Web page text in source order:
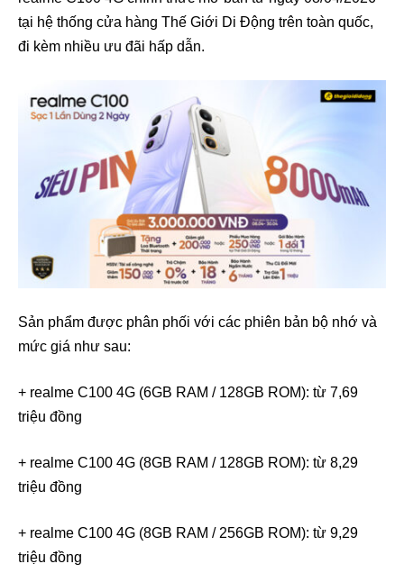
tại hệ thống cửa hàng Thế Giới Di Động trên toàn quốc,
đi kèm nhiều ưu đãi hấp dẫn.
Sản phẩm được phân phối với các phiên bản bộ nhớ và
mức giá như sau:
+ realme C100 4G (6GB RAM / 128GB ROM): từ 7,69
triệu đồng
+ realme C100 4G (8GB RAM / 128GB ROM): từ 8,29
triệu đồng
+ realme C100 4G (8GB RAM / 256GB ROM): từ 9,29
triệu đồng